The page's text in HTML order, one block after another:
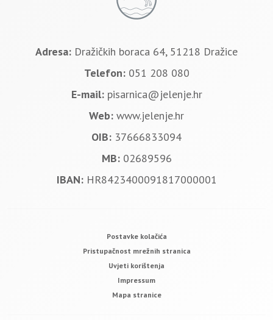
Adresa: Dražičkih boraca 64, 51218 Dražice
Telefon: 051 208 080
E-mail: pisarnica@jelenje.hr
Web: www.jelenje.hr
OIB: 37666833094
MB: 02689596
IBAN: HR8423400091817000001
Postavke kolačića
Pristupačnost mrežnih stranica
Uvjeti korištenja
Impressum
Mapa stranice